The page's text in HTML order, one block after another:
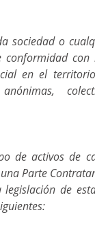
sociedad o
con
en el
de activos de
Parte
de